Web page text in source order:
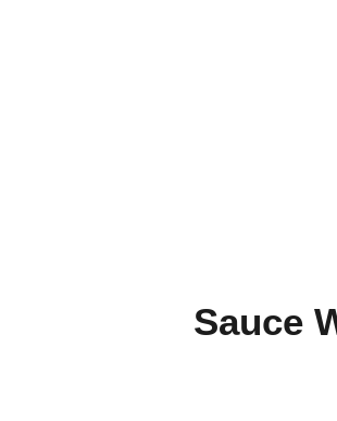
Sauce